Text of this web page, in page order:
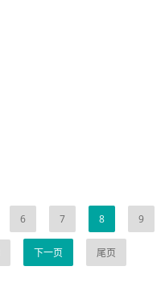
6 7 8 9
下一页 尾页